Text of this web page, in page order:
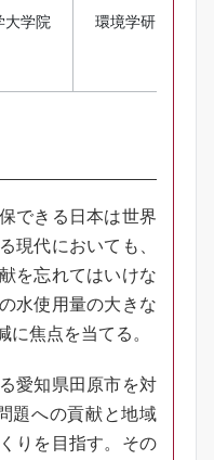
大学院 環境学研究科
できる日本は世界
現代においても、
を忘れてはいけな
水使用量の大きな
焦点を当てる。
愛知県田原市を対
題への貢献と地域
りを目指す。その